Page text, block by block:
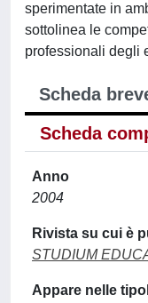
sperimentate in
sottolinea le
professionali degli
Scheda
Scheda
Anno
2004
Rivista su cui è
STUDIUM
Appare nelle